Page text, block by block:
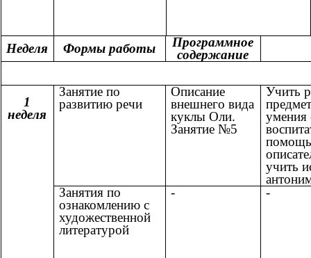
Неделя Формы работы
Программное
содержание
1
неделя
Занятие по
развитию речи
Описание
внешнего вида
куклы Оли.
Занятие №5
Учить
умения
учить
Занятия по
ознакомлению с
художественной
литературой
- -